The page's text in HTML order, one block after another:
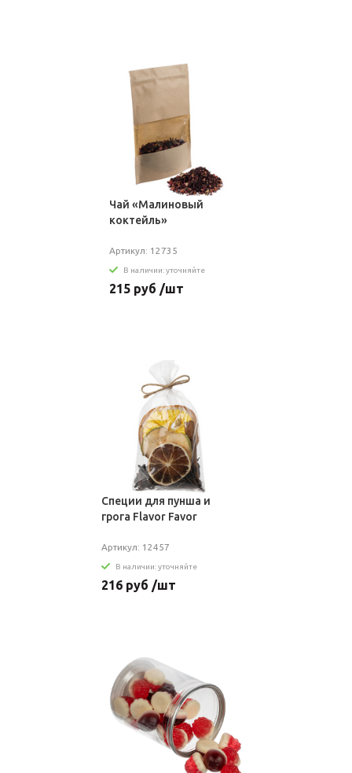
Чай «Малиновый
коктейль»
Артикул: 12735
В наличии: уточняйте
215 руб /шт
Специи для пунша и
грога Flavor Favor
Артикул: 12457
В наличии: уточняйте
216 руб /шт